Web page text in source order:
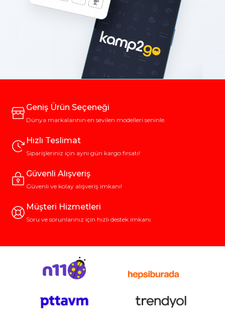
fiziksel olarak imkansız hale getirir.
Tekerlek Kelepçeleri (Wheel Clamps): Tekerleğin
dönmesini engelleyerek aracın çekilerek götürülmesini
önler. Görsel caydırıcılığı en yüksek sistemdir.
Köşe Dikme Kilitleri:Karavanın denge ayaklarını
kilitleyerek aracın hareket ettirilmesini zorlaştırır.
Elektronik Alarm ve Takip Teknolojileri
sistemlerimanyetik kapı sensörleri ve hareket (PIR)
dedektörleri ile iç mekanı korur.
GPS Takip Cihazları: Herhangi bir izinsiz hareket durumunda
harita üzerinden canlı olarak izlemenize olanak tanır. "Geo-
fence" özelliği sayesinde karavanınız belirlediğiniz güvenli alanın
Gaz, Yangın ve Yaşam Alanı Güvenliği
Karavan içindeki en büyük görünmez tehlike gaz kaçaklarıdır.
sistemlerindeki olası sızıntıları hem de dışarıdan gelebilecek
bayıltıcı gaz saldırılarını tespit ederek yüksek sesli alarm verir.
Seyir ve Park Güvenliği Ekipmanları
Güvenlik sadece hırsızlıkla sınırlı değildir. Geri görüş kameraları
yaparken kaza riskini azaltır.
Stabilizatörlü Kaplinler
halindeyken rüzgar veya yüksek hız nedeniyle oluşabilecek
Geniş Ürün Seçeneği
Dünya markalarının en sevilen modelleri seninle.
Hızlı Teslimat
Siparişleriniz için aynı gün kargo fırsatı!
Güvenli Alışveriş
Güvenli ve kolay alışveriş imkanı!
Müşteri Hizmetleri
Soru ve sorunlarınız için hızlı destek imkanı.